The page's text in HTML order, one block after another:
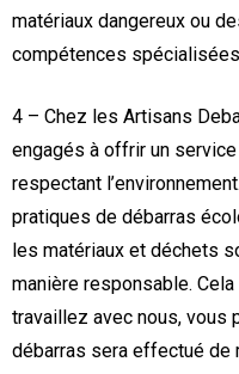
matériaux dangereux ou
compétences
4 – Chez les Artisans
engagés à offrir un
respectant
pratiques de débarras
les matériaux et déchets
manière responsable.
travaillez avec nous, vous
débarras sera effectué de